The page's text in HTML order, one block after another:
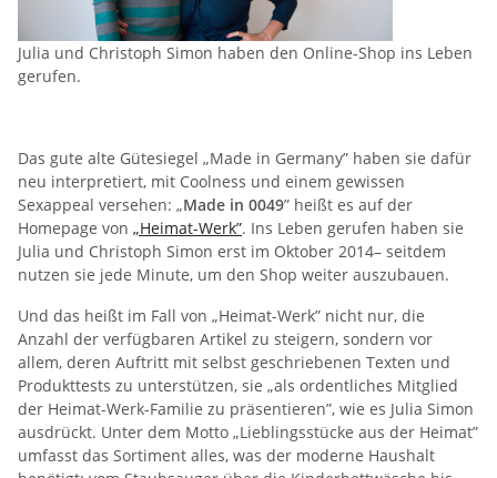
Julia und Christoph Simon haben den Online-Shop ins Leben
gerufen.
Das gute alte Gütesiegel „Made in Germany” haben sie dafür
neu interpretiert, mit Coolness und einem gewissen
Sexappeal versehen: „Made in 0049” heißt es auf der
Homepage von „Heimat-Werk”. Ins Leben gerufen haben sie
Julia und Christoph Simon erst im Oktober 2014– seitdem
nutzen sie jede Minute, um den Shop weiter auszubauen.
Und das heißt im Fall von „Heimat-Werk” nicht nur, die
Anzahl der verfügbaren Artikel zu steigern, sondern vor
allem, deren Auftritt mit selbst geschriebenen Texten und
Produkttests zu unterstützen, sie „als ordentliches Mitglied
der Heimat-Werk-Familie zu präsentieren”, wie es Julia Simon
ausdrückt. Unter dem Motto „Lieblingsstücke aus der Heimat”
umfasst das Sortiment alles, was der moderne Haushalt